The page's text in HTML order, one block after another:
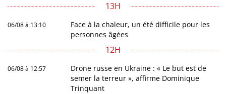
13H
06/08 à 13:10
Face à la chaleur, un été difficile pour les
personnes âgées
12H
06/08 à 12:57
Drone russe en Ukraine : « Le but est de
semer la terreur », affirme Dominique
Trinquant